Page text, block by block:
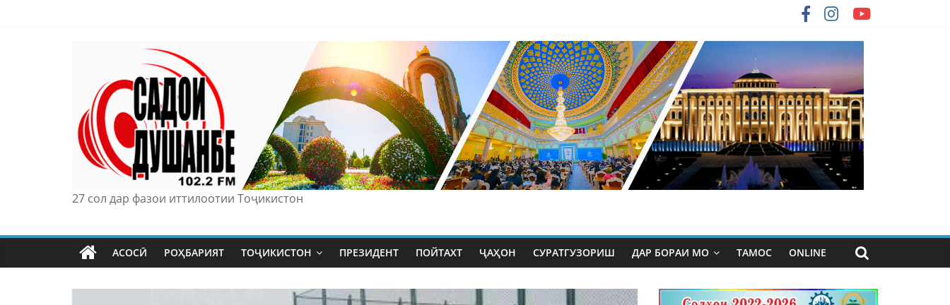
27 сол дар фазои иттилоотии Тоҷикистон
АСОСӢ РОҲБАРИЯТ ТОҶИКИСТОН ПРЕЗИДЕНТ ПОЙТАХТ ҶАҲОН СУРАТГУЗОРИШ ДАР БОРАИ МО ТАМОС ONLINE